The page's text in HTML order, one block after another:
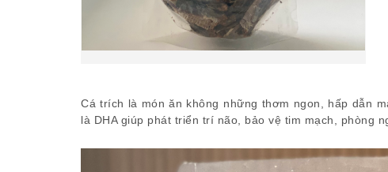
Cá trích là món ăn không những thơm ngon, hấp dẫn
là DHA giúp phát triển trí não, bảo vệ tim mạch, phòng